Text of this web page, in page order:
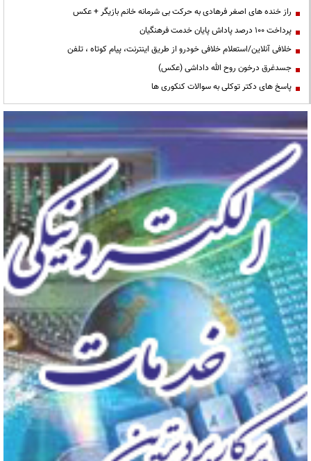
راز خنده های اصغر فرهادی به حرکت بی شرمانه خانم بازیگر + عکس
پرداخت ۱۰۰ درصد پاداش پایان خدمت فرهنگیان
خلافی آنلاین/استعلام خلافی خودرو از طریق اینترنت، پیام کوتاه ، تلفن
جسدغرق درخون روح الله داداشی (عکس)
پاسخ های دکتر توکلی به سوالات کنکوری ها